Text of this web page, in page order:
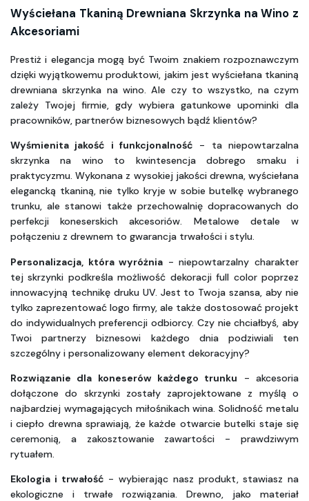
Wyściełana Tkaniną Drewniana Skrzynka na Wino z
Akcesoriami
Prestiż i elegancja mogą być Twoim znakiem rozpoznawczym
dzięki wyjątkowemu produktowi, jakim jest wyściełana tkaniną
drewniana skrzynka na wino. Ale czy to wszystko, na czym
zależy Twojej firmie, gdy wybiera gatunkowe upominki dla
pracowników, partnerów biznesowych bądź klientów?
Wyśmienita jakość i funkcjonalność - ta niepowtarzalna
skrzynka na wino to kwintesencja dobrego smaku i
praktycyzmu. Wykonana z wysokiej jakości drewna, wyściełana
elegancką tkaniną, nie tylko kryje w sobie butelkę wybranego
trunku, ale stanowi także przechowalnię dopracowanych do
perfekcji koneserskich akcesoriów. Metalowe detale w
połączeniu z drewnem to gwarancja trwałości i stylu.
Personalizacja, która wyróżnia - niepowtarzalny charakter
tej skrzynki podkreśla możliwość dekoracji full color poprzez
innowacyjną technikę druku UV. Jest to Twoja szansa, aby nie
tylko zaprezentować logo firmy, ale także dostosować projekt
do indywidualnych preferencji odbiorcy. Czy nie chciałbyś, aby
Twoi partnerzy biznesowi każdego dnia podziwiali ten
szczególny i personalizowany element dekoracyjny?
Rozwiązanie dla koneserów każdego trunku - akcesoria
dołączone do skrzynki zostały zaprojektowane z myślą o
najbardziej wymagających miłośnikach wina. Solidność metalu
i ciepło drewna sprawiają, że każde otwarcie butelki staje się
ceremonią, a zakosztowanie zawartości - prawdziwym
rytuałem.
Ekologia i trwałość - wybierając nasz produkt, stawiasz na
ekologiczne i trwałe rozwiązania. Drewno, jako materiał